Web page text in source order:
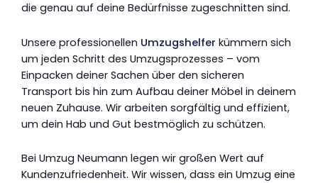
die genau auf deine Bedürfnisse zugeschnitten sind.
Unsere professionellen Umzugshelfer kümmern sich
um jeden Schritt des Umzugsprozesses – vom
Einpacken deiner Sachen über den sicheren
Transport bis hin zum Aufbau deiner Möbel in deinem
neuen Zuhause. Wir arbeiten sorgfältig und effizient,
um dein Hab und Gut bestmöglich zu schützen.
Bei Umzug Neumann legen wir großen Wert auf
Kundenzufriedenheit. Wir wissen, dass ein Umzug eine